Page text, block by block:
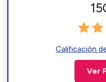
Calificación
Ver